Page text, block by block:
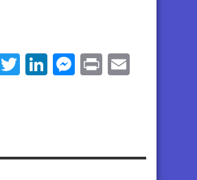
Facebook
TwitterLinkedIn
Messenger
Print